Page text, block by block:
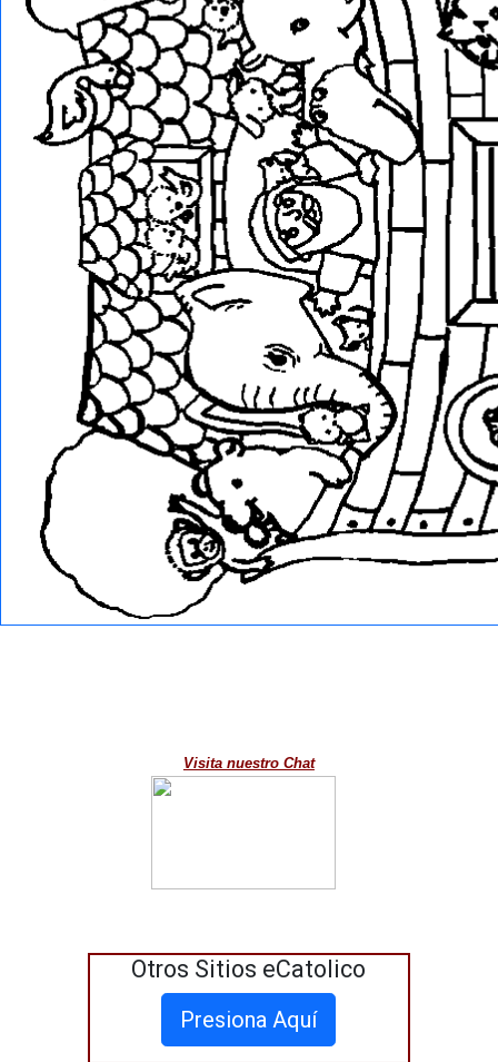
Visita nuestro Chat
Otros Sitios eCatolico
Presiona Aquí